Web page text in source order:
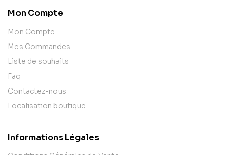
Mon Compte
Mon Compte
Mes Commandes
Liste de souhaits
Faq
Contactez-nous
Localisation boutique
Informations Légales